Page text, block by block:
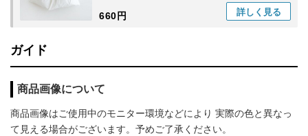
660円 詳しく 見る
ガイド
商品画像について
商品画像はご使用中のモニター環境などにより 実際の色と異なっ
て見える場合がございます。予めご了承ください。